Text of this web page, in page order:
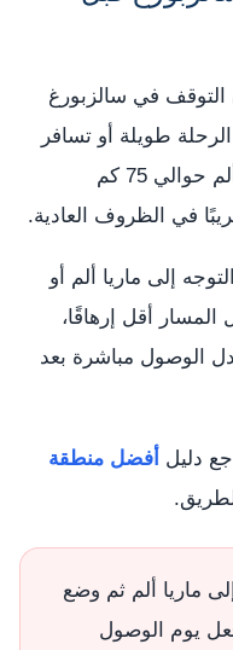
التوقف في سالزبورغ
طويلة أو تسافر
مع عائلة. سالزبورغ تبعد عن ماريا ألم حوالي 75 كم
في الظروف العادية.
إلى ماريا ألم أو
أقل إرهاقًا،
الوصول مباشرة بعد
دليل أفضل منطقة
ماريا ألم ثم وضع
يوم الوصول